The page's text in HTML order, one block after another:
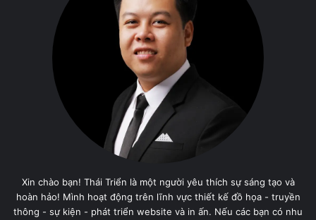
Xin chào bạn! Thái Triển là một người yêu thích sự sáng tạo và
hoàn hảo! Mình hoạt động trên lĩnh vực thiết kế đồ họa - truyền
thông - sự kiện - phát triển website và in ấn. Nếu các bạn có nhu